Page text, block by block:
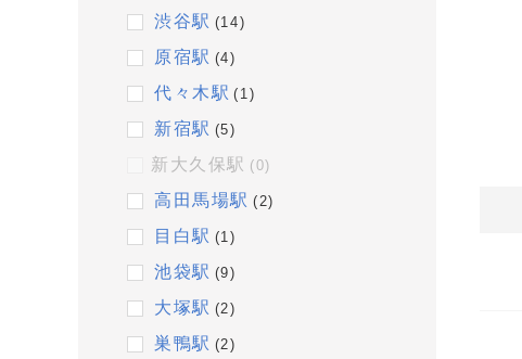
渋谷駅 (14)
原宿駅 (4)
代々木駅 (1)
新宿駅 (5)
新大久保駅 (0)
高田馬場駅 (2)
目白駅 (1)
池袋駅 (9)
大塚駅 (2)
巣鴨駅 (2)